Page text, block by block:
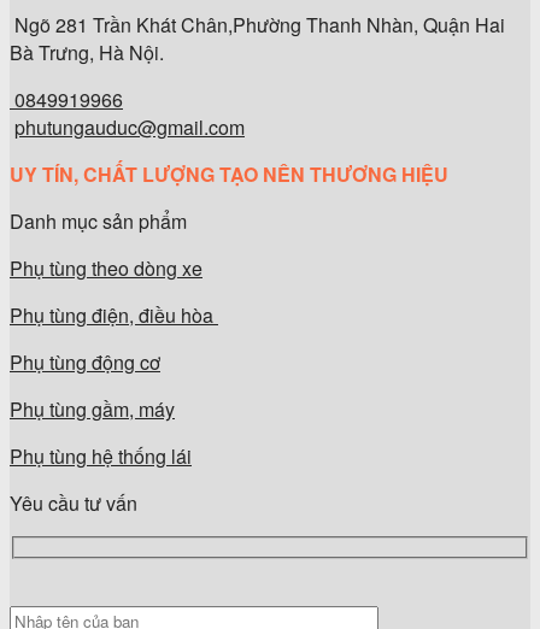
Ngõ 281 Trần Khát Chân,Phường Thanh Nhàn, Quận Hai
Bà Trưng, Hà Nội.
0849919966
phutungauduc@gmail.com
UY TÍN, CHẤT LƯỢNG TẠO NÊN THƯƠNG HIỆU
Danh mục sản phẩm
Phụ tùng theo dòng xe
Phụ tùng điện, điều hòa
Phụ tùng động cơ
Phụ tùng gầm, máy
Phụ tùng hệ thống lái
Yêu cầu tư vấn